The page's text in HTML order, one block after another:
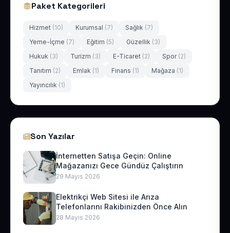
Paket Kategorileri
Hizmet (10) Kurumsal (7) Sağlık (7)
Yeme-İçme (7) Eğitim (5) Güzellik (3)
Hukuk (3) Turizm (3) E-Ticaret (2) Spor (2)
Tanıtım (2) Emlak (1) Finans (1) Mağaza (1)
Yayıncılık (1)
Son Yazılar
İnternetten Satışa Geçin: Online
Mağazanızı Gece Gündüz Çalıştırın
29 Mayıs 2026
Elektrikçi Web Sitesi ile Arıza
Telefonlarını Rakibinizden Önce Alın
28 Mayıs 2026